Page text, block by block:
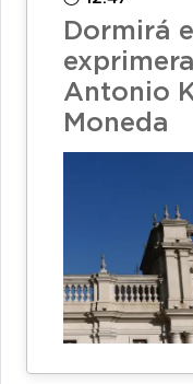
Dormirá
Antonio
Moneda